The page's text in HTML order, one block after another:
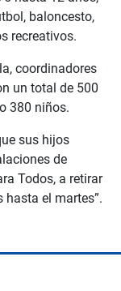
baloncesto,
recreativos.
coordinadores
un total de 500
380 niños.
sus hijos
de
Todos, a retirar
hasta el martes”.